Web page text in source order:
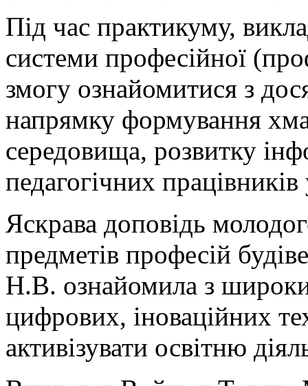
Під час практикуму,
системи професійної
змогу ознайомитися з
напрямку формування
середовища, розвитку
педагогічних
Яскрава доповідь
предметів професій
Н.В. ознайомила з
цифрових, іноваційних
активізувати освітню